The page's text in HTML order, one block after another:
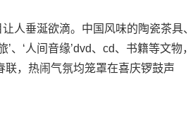
人垂涎欲滴。中国风味的陶瓷茶具、
‘人间音缘’dvd、cd、书籍等文物，
，热闹气氛均笼罩在喜庆锣鼓声